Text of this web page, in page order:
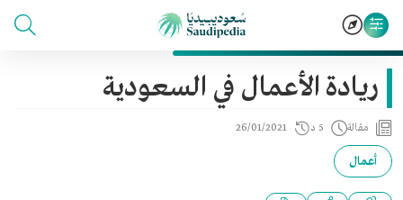
ريادة الأعمال في السعودية
مقالة 5 د 26/01/2021
أعمال